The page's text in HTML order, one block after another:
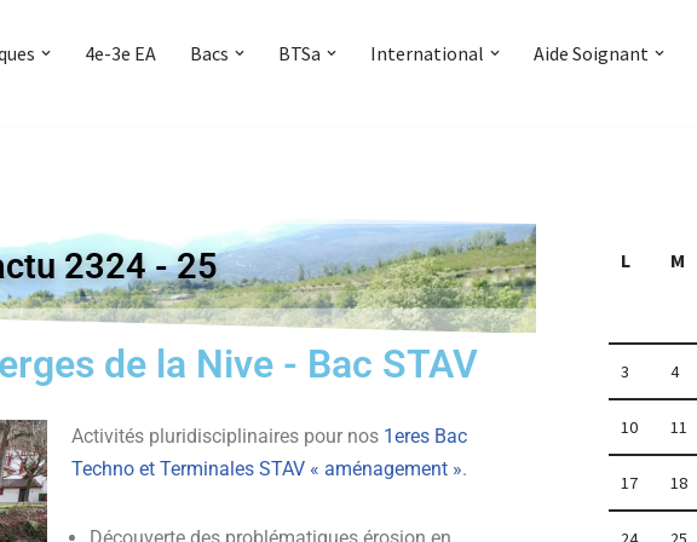
4e-3e EA Bacs BTSa International Aide Soignant
2324 - 25
de la Nive - Bac STAV
Activités pluridisciplinaires pour nos 1eres Bac
Techno et Terminales STAV « aménagement ».
L
M
3 4
10 11
17 18